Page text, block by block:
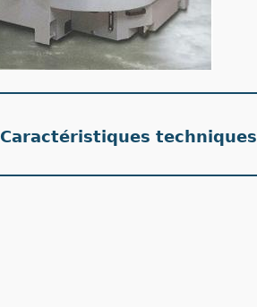
Caractéristiques techniques